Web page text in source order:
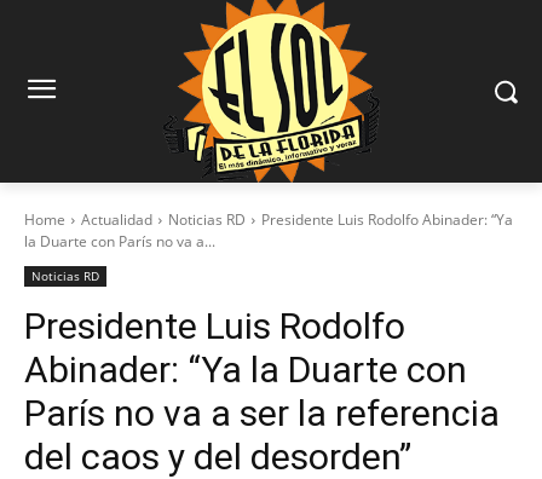
Home Actualidad Noticias RD
Presidente Luis Rodolfo Abinader: “Ya
la Duarte con París no va a...
Noticias RD
Presidente Luis Rodolfo
Abinader: “Ya la Duarte con
París no va a ser la referencia
del caos y del desorden”